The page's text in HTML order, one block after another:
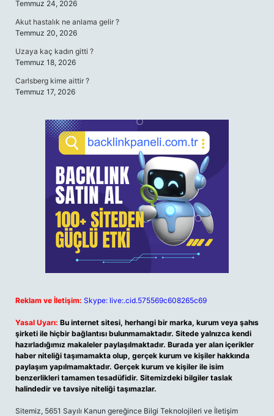
Temmuz 24, 2026
Akut hastalık ne anlama gelir ?
Temmuz 20, 2026
Uzaya kaç kadın gitti ?
Temmuz 18, 2026
Carlsberg kime aittir ?
Temmuz 17, 2026
Reklam ve İletişim: Skype: live:.cid.575569c608265c69
Yasal Uyarı: Bu internet sitesi, herhangi bir marka, kurum veya şahıs
şirketi ile hiçbir bağlantısı bulunmamaktadır. Sitede yalnızca kendi
hazırladığımız makaleler paylaşılmaktadır. Burada yer alan içerikler
haber niteliği taşımamakta olup, gerçek kurum ve kişiler hakkında
paylaşım yapılmamaktadır. Gerçek kurum ve kişiler ile isim
benzerlikleri tamamen tesadüfidir. Sitemizdeki bilgiler taslak
halindedir ve tavsiye niteliği taşımazlar.
Sitemiz, 5651 Sayılı Kanun gereğince Bilgi Teknolojileri ve İletişim